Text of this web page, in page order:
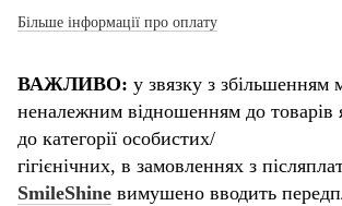
Більше інформації про оплату
ВАЖЛИВО: у звязку з збільшенням
неналежним відношенням до товарів
до категорії особистих/
гігієнічних, в замовленнях з
SmileShine вимушено вводить